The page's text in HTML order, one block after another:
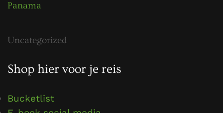
Panama
Uncategorized
Shop hier voor je reis
Bucketlist